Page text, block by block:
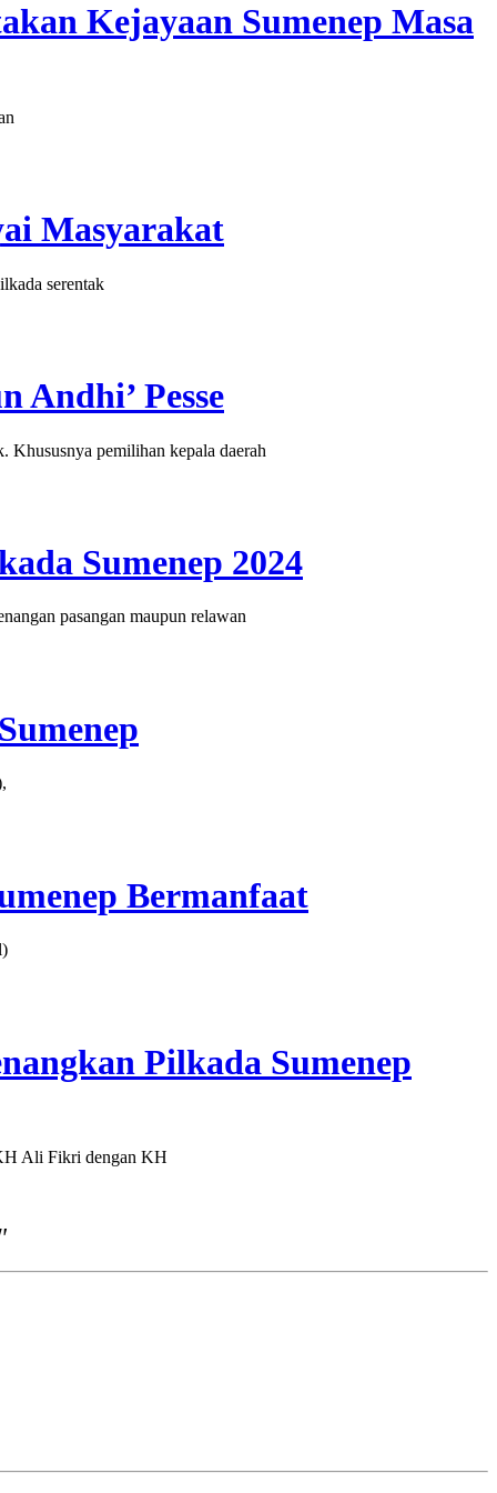
Kejayaan Sumenep Masa
Masyarakat
serentak
Andhi’ Pesse
Khususnya pemilihan kepala daerah
Sumenep 2024
pasangan maupun relawan
Bermanfaat
Pilkada Sumenep
Ali Fikri dengan KH